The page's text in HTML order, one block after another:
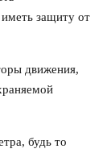
защиту от
движения,
будь то